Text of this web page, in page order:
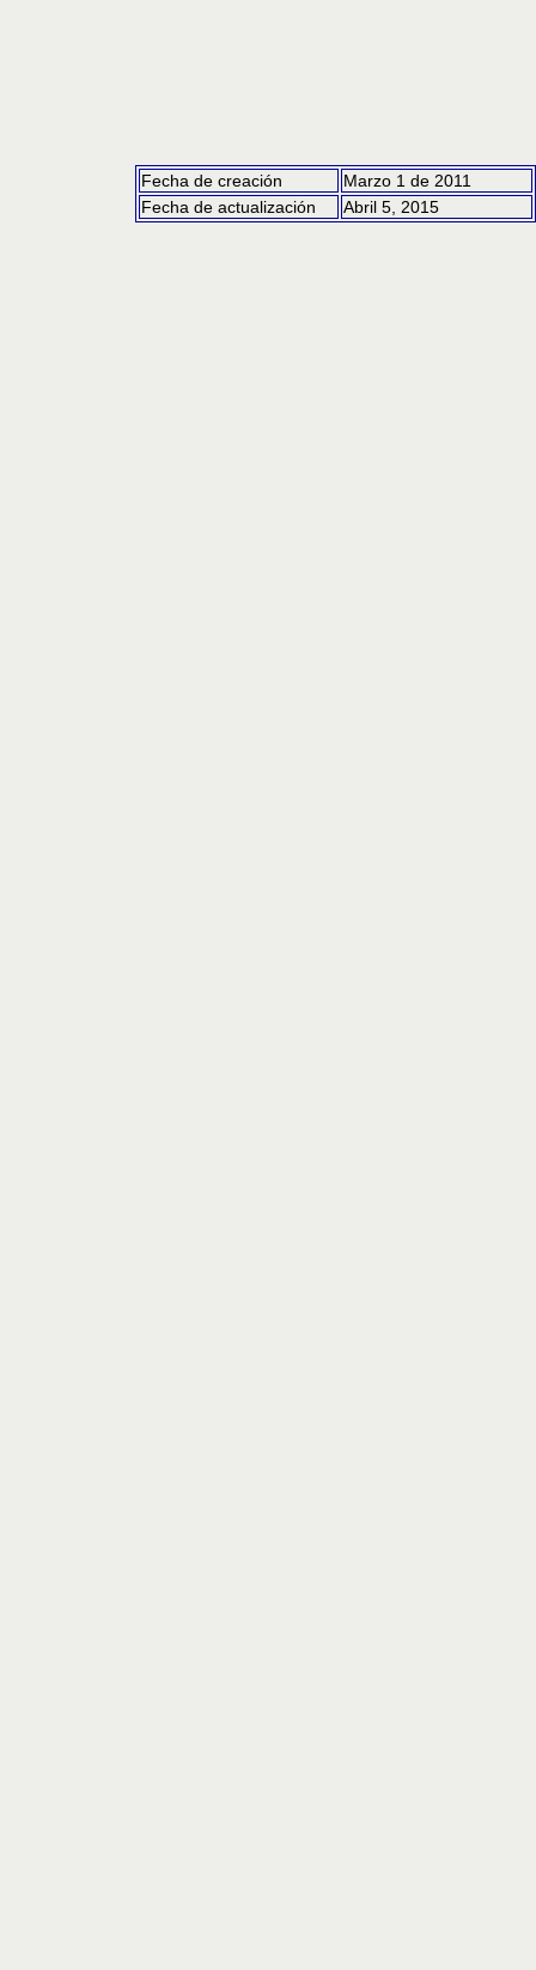
Fecha de creación
Marzo 1 de 2011
Fecha de actualización
Abril 5, 2015